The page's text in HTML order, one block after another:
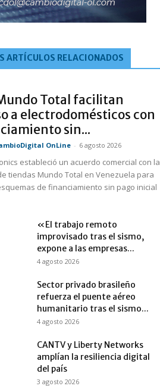
ARTÍCULOS RELACIONADOS
Total facilitan
a electrodomésticos con
sin...
OnLine - 6 agosto 2026
estableció un acuerdo comercial con la
tiendas Mundo Total en Venezuela para
de financiamiento sin pago inicial
«El trabajo remoto
improvisado tras el sismo,
expone a las empresas...
4 agosto 2026
Sector privado brasileño
refuerza el puente aéreo
humanitario tras el sismo...
4 agosto 2026
CANTV y Liberty Networks
amplían la resiliencia digital
del país
3 agosto 2026